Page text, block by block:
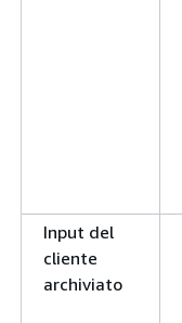
Input del
cliente
archiviato